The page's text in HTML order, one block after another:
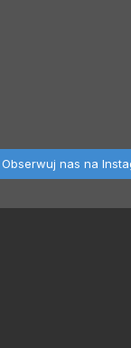
Obserwuj nas na